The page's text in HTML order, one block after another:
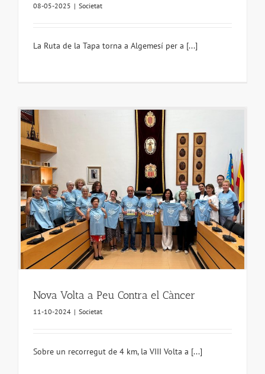
08-05-2025 | Societat
La Ruta de la Tapa torna a Algemesí per a [...]
Nova Volta a Peu Contra el Càncer
11-10-2024 | Societat
Sobre un recorregut de 4 km, la VIII Volta a [...]